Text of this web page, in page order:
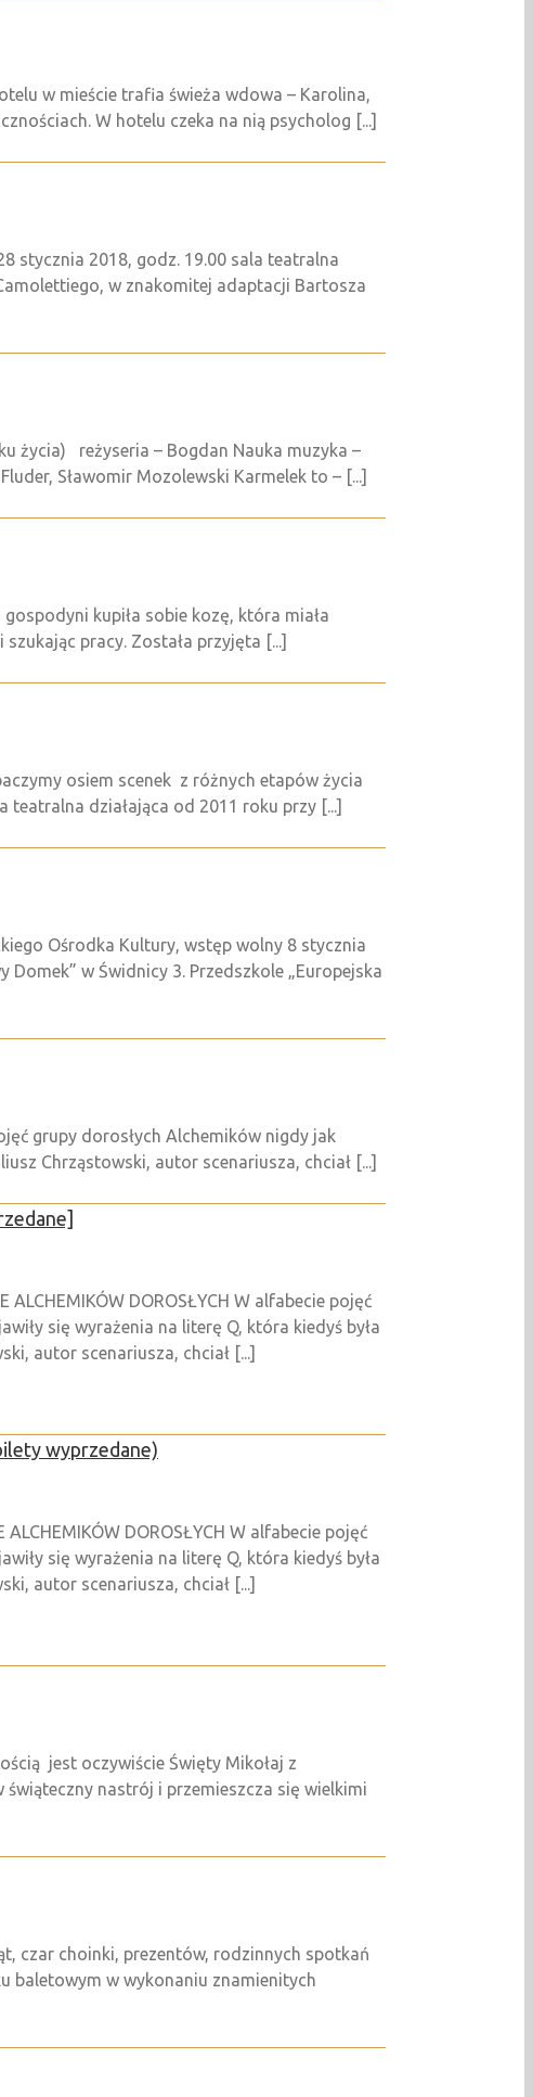
w mieście trafia świeża wdowa – Karolina,
W hotelu czeka na nią psycholog [...]
stycznia 2018, godz. 19.00 sala teatralna
w znakomitej adaptacji Bartosza
życia) reżyseria – Bogdan Nauka muzyka –
Sławomir Mozolewski Karmelek to – [...]
kupiła sobie kozę, która miała
pracy. Została przyjęta [...]
osiem scenek z różnych etapów życia
teatralna działająca od 2011 roku przy [...]
Ośrodka Kultury, wstęp wolny 8 stycznia
w Świdnicy 3. Przedszkole „Europejska
grupy dorosłych Alchemików nigdy jak
Chrząstowski, autor scenariusza, chciał [...]
ALCHEMIKÓW DOROSŁYCH W alfabecie pojęć
się wyrażenia na literę Q, która kiedyś była
autor scenariusza, chciał [...]
wyprzedane)
ALCHEMIKÓW DOROSŁYCH W alfabecie pojęć
się wyrażenia na literę Q, która kiedyś była
autor scenariusza, chciał [...]
jest oczywiście Święty Mikołaj z
nastrój i przemieszcza się wielkimi
czar choinki, prezentów, rodzinnych spotkań
baletowym w wykonaniu znamienitych